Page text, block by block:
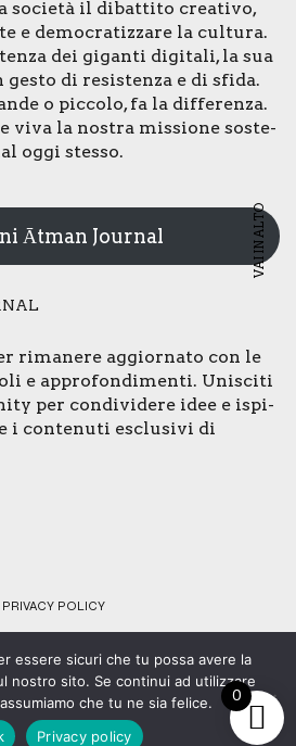
socie­tà il dibat­ti­to crea­ti­vo,
e demo­cra­tiz­za­re la cul­tu­ra.
dei gigan­ti digi­ta­li, la sua
gesto di resi­sten­za e di sfi­da.
o pic­co­lo, fa la dif­fe­ren­za.
viva la nostra mis­sio­ne soste­
oggi stes­so.
Ātman Journal
rima­ne­re aggior­na­to con le
e appro­fon­di­men­ti. Uni­sci­ti
per con­di­vi­de­re idee e ispi­
i con­te­nu­ti esclu­si­vi di
PRI­VA­CY POLI­CY
VAI IN ALTO
i diritti riservati - C.F. 92073430461 -
design:SMStudio. 0
essere sicuri che tu possa avere la
nostro sito. Se continui ad utilizzare
che tu ne sia felice.
Privacy policy